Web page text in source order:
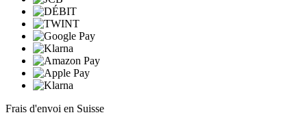
Frais d'envoi en Suisse